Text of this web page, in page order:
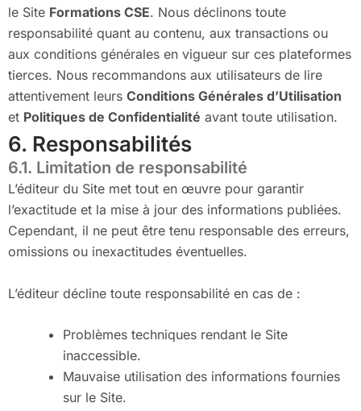
le Site Formations CSE. Nous déclinons toute
responsabilité quant au contenu, aux transactions ou
aux conditions générales en vigueur sur ces plateformes
tierces. Nous recommandons aux utilisateurs de lire
attentivement leurs Conditions Générales d’Utilisation
et Politiques de Confidentialité avant toute utilisation.
6. Responsabilités
6.1. Limitation de responsabilité
L’éditeur du Site met tout en œuvre pour garantir
l’exactitude et la mise à jour des informations publiées.
Cependant, il ne peut être tenu responsable des erreurs,
omissions ou inexactitudes éventuelles.
L’éditeur décline toute responsabilité en cas de :
Problèmes techniques rendant le Site
inaccessible.
Mauvaise utilisation des informations fournies
sur le Site.